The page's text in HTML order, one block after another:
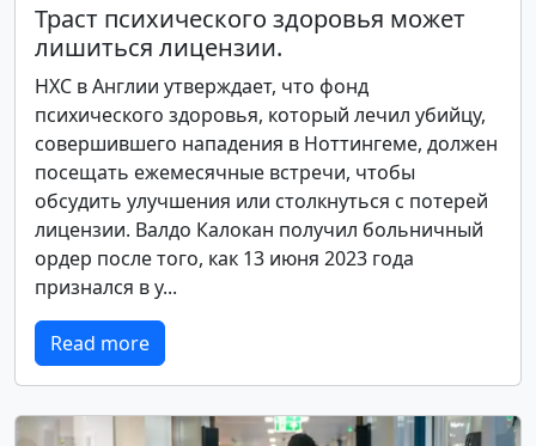
Траст психического здоровья может
лишиться лицензии.
НХС в Англии утверждает, что фонд
психического здоровья, который лечил убийцу,
совершившего нападения в Ноттингеме, должен
посещать ежемесячные встречи, чтобы
обсудить улучшения или столкнуться с потерей
лицензии. Валдо Калокан получил больничный
ордер после того, как 13 июня 2023 года
признался в у...
Read more